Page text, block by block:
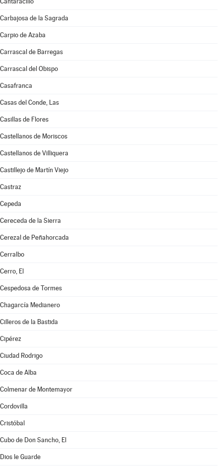
Carbajosa de la Sagrada
Carpio de Azaba
Carrascal de Barregas
Carrascal del Obispo
Casafranca
Casas del Conde, Las
Casillas de Flores
Castellanos de Moriscos
Castellanos de Villiquera
Castillejo de Martín Viejo
Castraz
Cepeda
Cereceda de la Sierra
Cerezal de Peñahorcada
Cerralbo
Cerro, El
Cespedosa de Tormes
Chagarcía Medianero
Cilleros de la Bastida
Cipérez
Ciudad Rodrigo
Coca de Alba
Colmenar de Montemayor
Cordovilla
Cristóbal
Cubo de Don Sancho, El
Dios le Guarde